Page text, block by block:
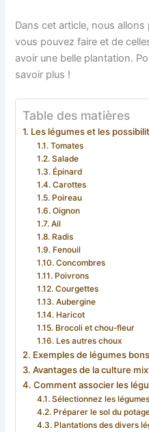
Dans cet article, nous
vous pouvez faire et de
avoir une belle plantation.
savoir plus !
Table des matières
Les légumes et les
Tomates
Salade
Épinard
Carottes
Poireau
Oignon
Ail
Radis
Fenouil
Concombres
Poivrons
Courgettes
Aubergine
Haricot
Brocoli et chou-fleur
Les autres choux
Exemples de légumes
Avantages de la culture
Comment associer les
Sélectionnez les
Préparer le sol du
Plantations des divers